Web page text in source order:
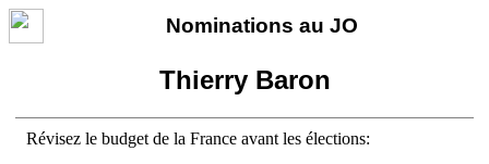
Nominations au JO
Thierry Baron
Révisez le budget de la France avant les élections: